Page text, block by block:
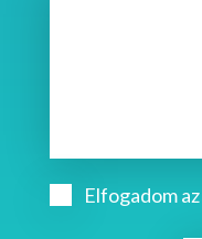
Elfogadom az